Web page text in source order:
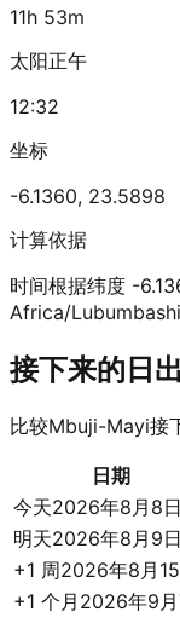
11h 53m
太阳正午
12:32
坐标
-6.1360, 23.5898
计算依据
时间根据纬度 -
Africa/Lubumbashi
接下来的日
比较Mbuji-Mayi接
日期
今天2026年8月8日
明天2026年8月9日
+1 周2026年8月
+1 个月 2026年9